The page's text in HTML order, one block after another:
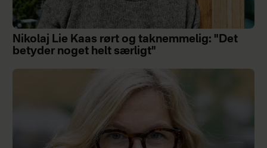
Nikolaj Lie Kaas rørt og taknemmelig: "Det
betyder noget helt særligt"